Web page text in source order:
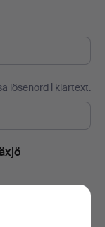
lösenord i klartext.
och